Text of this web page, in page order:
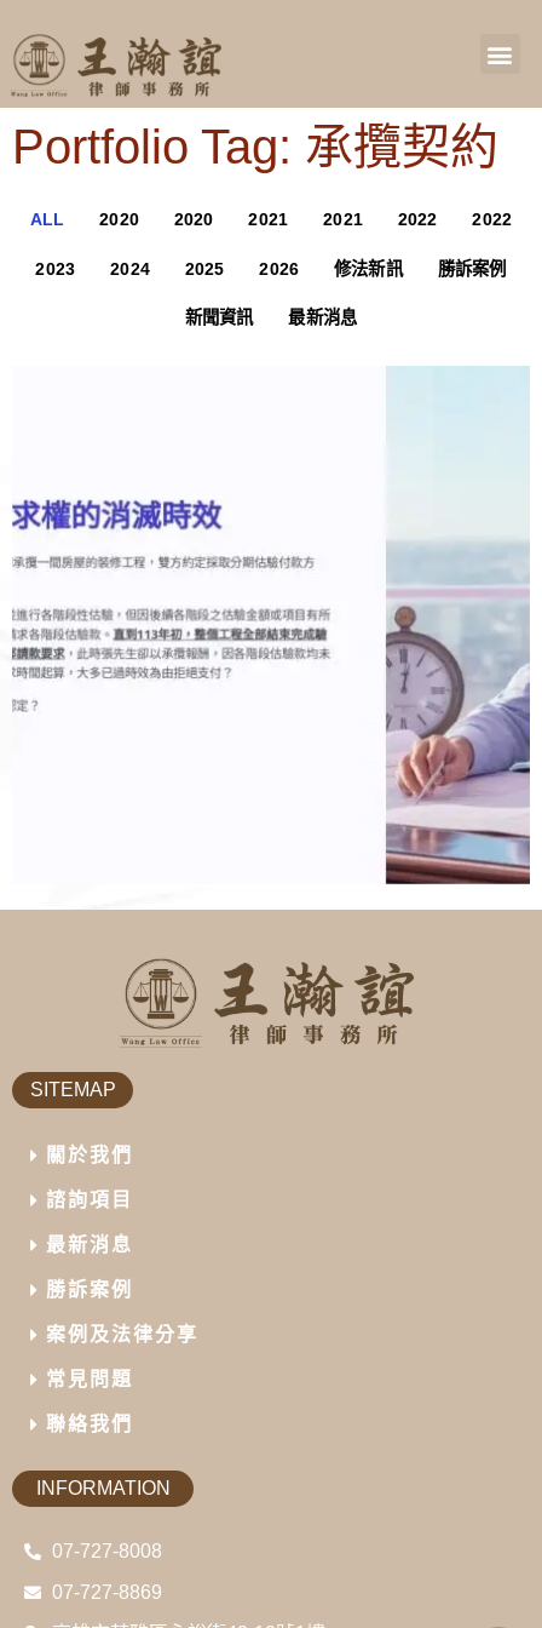
Portfolio Tag: 承攬契約
ALL 2020 2020 2021 2021 2022 2022
2023 2024 2025 2026 修法新訊 勝訴案例
新聞資訊 最新消息
SITEMAP
關於我們
諮詢項目
最新消息
勝訴案例
案例及法律分享
常見問題
聯絡我們
INFORMATION
07-727-8008
07-727-8869